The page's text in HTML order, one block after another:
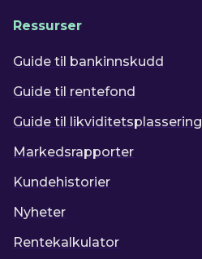
Ressurser
Guide til bankinnskudd
Guide til rentefond
Guide til likviditetsplassering
Markedsrapporter
Kundehistorier
Nyheter
Rentekalkulator